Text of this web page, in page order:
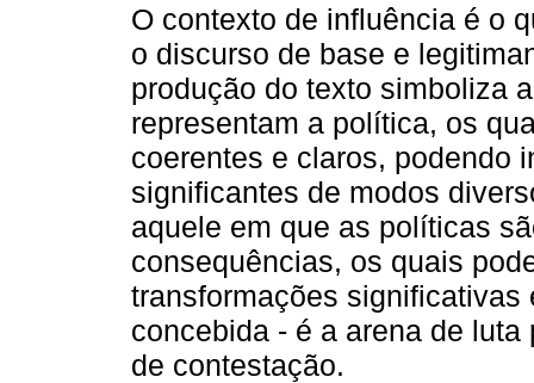
O contexto de influência é o
o discurso de base e
produção do texto simboliza
representam a política, os
coerentes e claros, podendo
significantes de modos
aquele em que as políticas
consequências, os quais
transformações
concebida - é a arena de
de contestação.